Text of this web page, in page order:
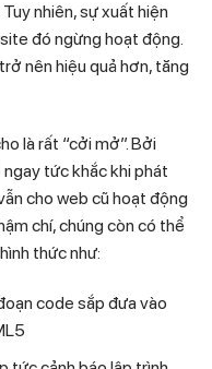
nhiên, sự xuất hiện
đó ngừng hoạt động.
nên hiệu quả hơn, tăng
là rất “cởi mở”. Bởi
tức khắc khi phát
cho web cũ hoạt động
chí, chúng còn có thể
thức như:
code sắp đưa vào